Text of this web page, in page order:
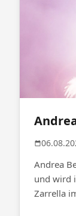
Andrea
und wird
Zarrella